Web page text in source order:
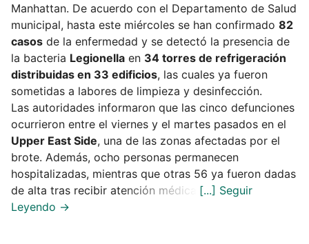
Manhattan. De acuerdo con el Departamento de Salud
municipal, hasta este miércoles se han confirmado 82
casos de la enfermedad y se detectó la presencia de
la bacteria Legionella en 34 torres de refrigeración
distribuidas en 33 edificios, las cuales ya fueron
sometidas a labores de limpieza y desinfección.
Las autoridades informaron que las cinco defunciones
ocurrieron entre el viernes y el martes pasados en el
Upper East Side, una de las zonas afectadas por el
brote. Además, ocho personas permanecen
hospitalizadas, mientras que otras 56 ya fueron dadas
de alta tras recibir atención médica.